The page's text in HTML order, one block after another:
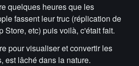
quelques heures que les
fassent leur truc (réplication de
Store, etc) puis voilà, c'était fait.
pour visualiser et convertir les
est lâché dans la nature.